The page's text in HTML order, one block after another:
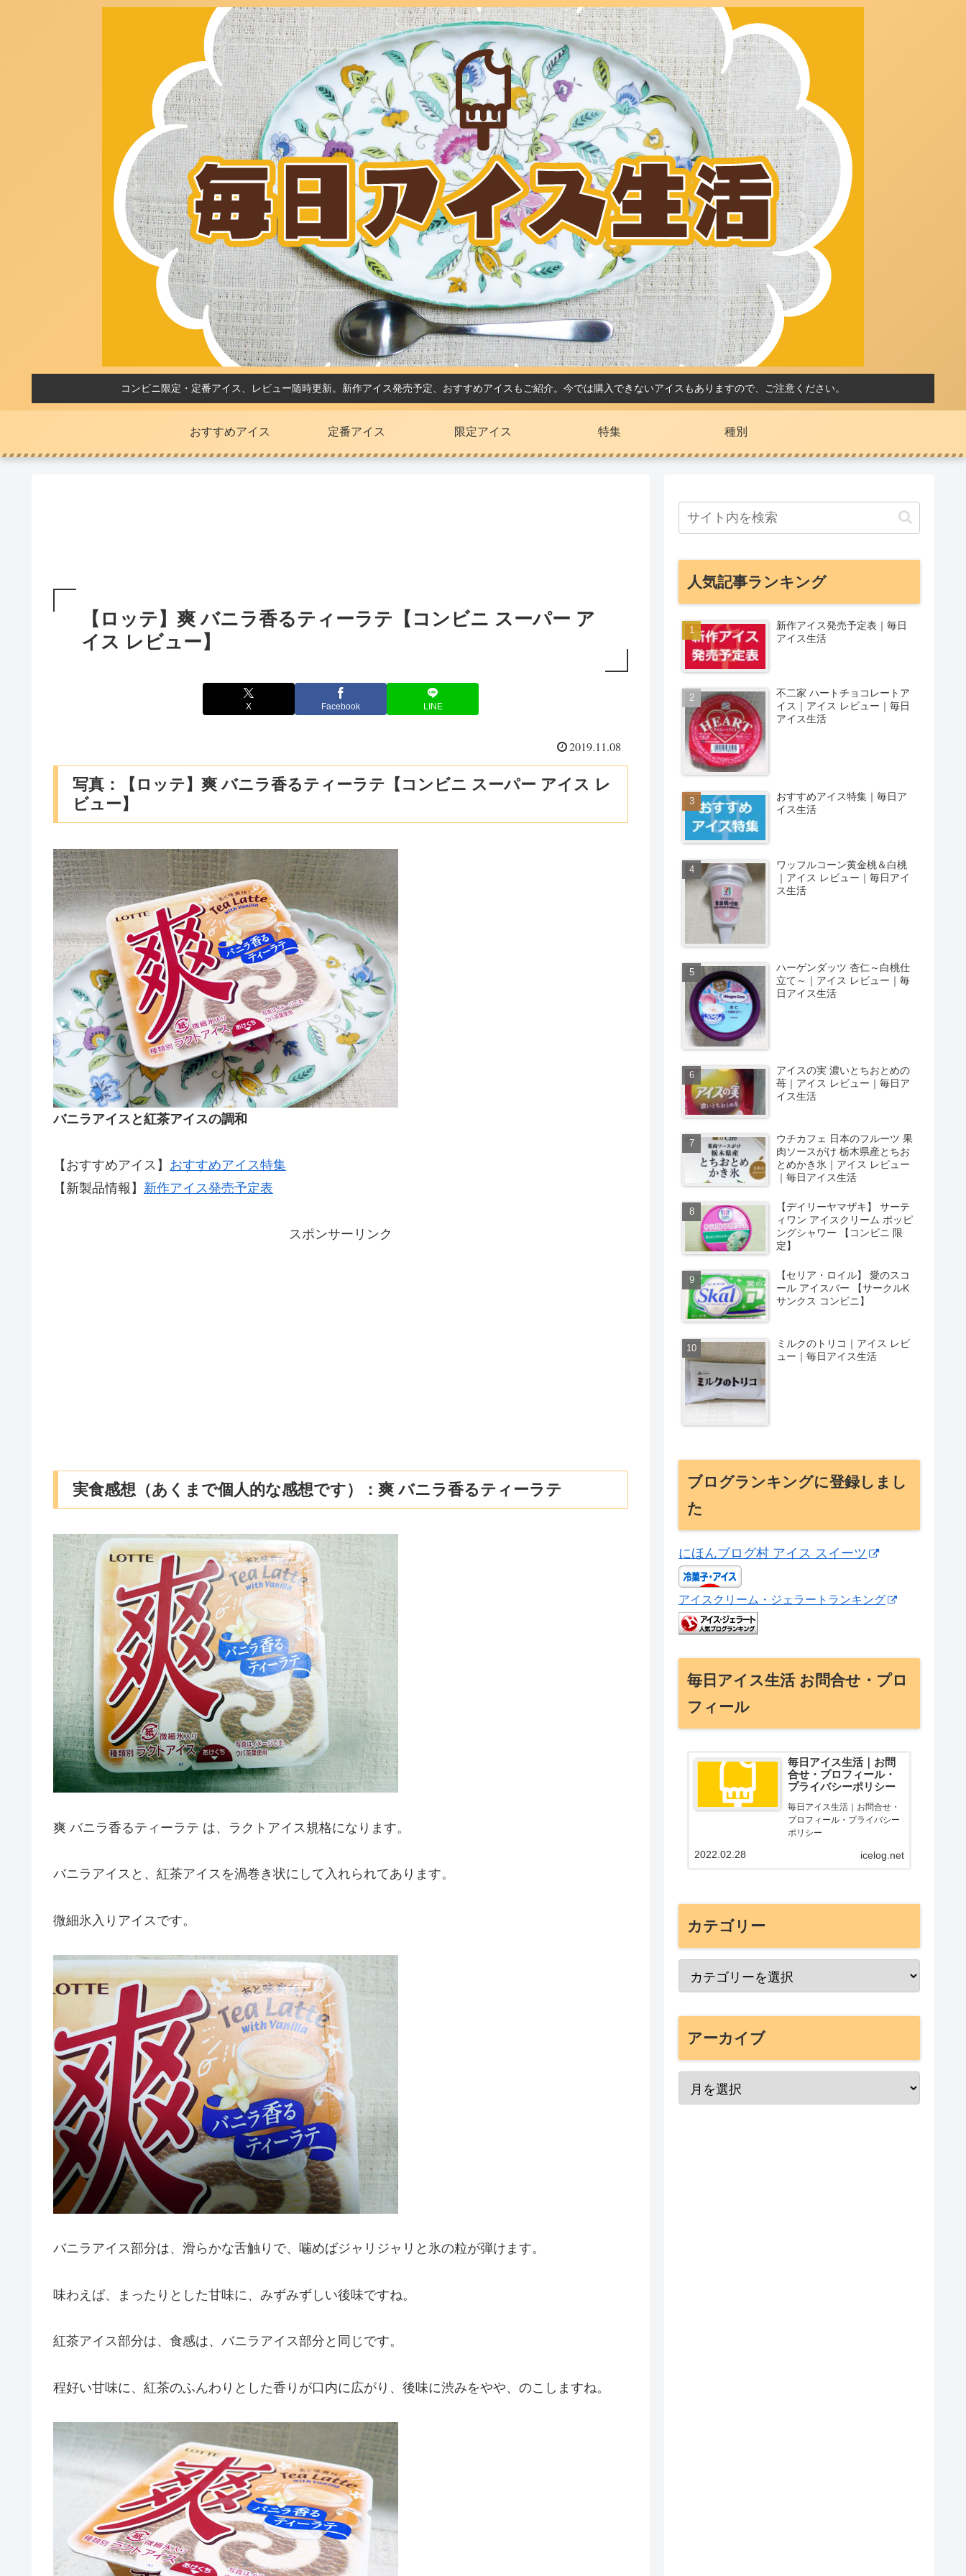
コンビニ限定・定番アイス、レビュー随時更新。新作アイス発売予定、おすすめアイスもご紹介。今では購入できないアイスもありますので、ご注意ください。
おすすめアイス 定番アイス 限定アイス 特集 種別
【ロッテ】爽 バニラ香るティーラテ【コンビニ スーパー ア
イス レビュー】
X Facebook LINE
2019.11.08
写真：【ロッテ】爽 バニラ香るティーラテ【コンビニ スーパー アイス レ
ビュー】
バニラアイスと紅茶アイスの調和
【おすすめアイス】 おすすめアイス特集
【新製品情報】 新作アイス発売予定表
スポンサーリンク
実食感想（あくまで個人的な感想です）：爽 バニラ香るティーラテ
爽 バニラ香るティーラテ は、ラクトアイス規格になります。
バニラアイスと、紅茶アイスを渦巻き状にして入れられてあります。
微細氷入りアイスです。
バニラアイス部分は、滑らかな舌触りで、噛めばジャリジャリと氷の粒が弾けます。
味わえば、まったりとした甘味に、みずみずしい後味ですね。
紅茶アイス部分は、食感は、バニラアイス部分と同じです。
程好い甘味に、紅茶のふんわりとした香りが口内に広がり、後味に渋みをやや、のこしますね。
人気記事ランキング
新作アイス発売予定表｜毎日
アイス生活
不二家 ハートチョコレートア
イス｜アイス レビュー｜毎日
アイス生活
おすすめアイス特集｜毎日ア
イス生活
ワッフルコーン黄金桃＆白桃
｜アイス レビュー｜毎日アイ
ス生活
ハーゲンダッツ 杏仁～白桃仕
立て～｜アイス レビュー｜毎
日アイス生活
アイスの実 濃いとちおとめの
苺｜アイス レビュー｜毎日ア
イス生活
ウチカフェ 日本のフルーツ 果
肉ソースがけ 栃木県産とちお
とめかき氷｜アイス レビュー
｜毎日アイス生活
【デイリーヤマザキ】 サーテ
ィワン アイスクリーム ポッピ
ングシャワー 【コンビニ 限
定】
【セリア・ロイル】 愛のスコ
ール アイスバー 【サークルK
サンクス コンビニ】
ミルクのトリコ｜アイス レビ
ュー｜毎日アイス生活
ブログランキングに登録しまし
た
にほんブログ村 アイス スイーツ
アイスクリーム・ジェラートランキング
毎日アイス生活 お問合せ・プロ
フィール
毎日アイス生活｜お問
合せ・プロフィール・
プライバシーポリシー
毎日アイス生活｜お問合せ・
プロフィール・プライバシー
ポリシー
icelog.net
2022.02.28
カテゴリー
アーカイブ